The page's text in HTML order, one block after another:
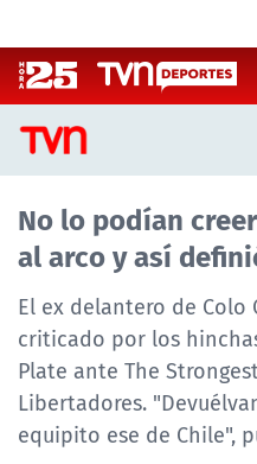
CASTING MASTERCHEF
CASTING TVN VERTICAL
TVN VERTICAL
TVN PLAY
PROGRAMAS
No lo podían
al arco y así
El ex delantero de Colo
criticado por los
Plate ante The
Libertadores.
equipito ese de Chile",